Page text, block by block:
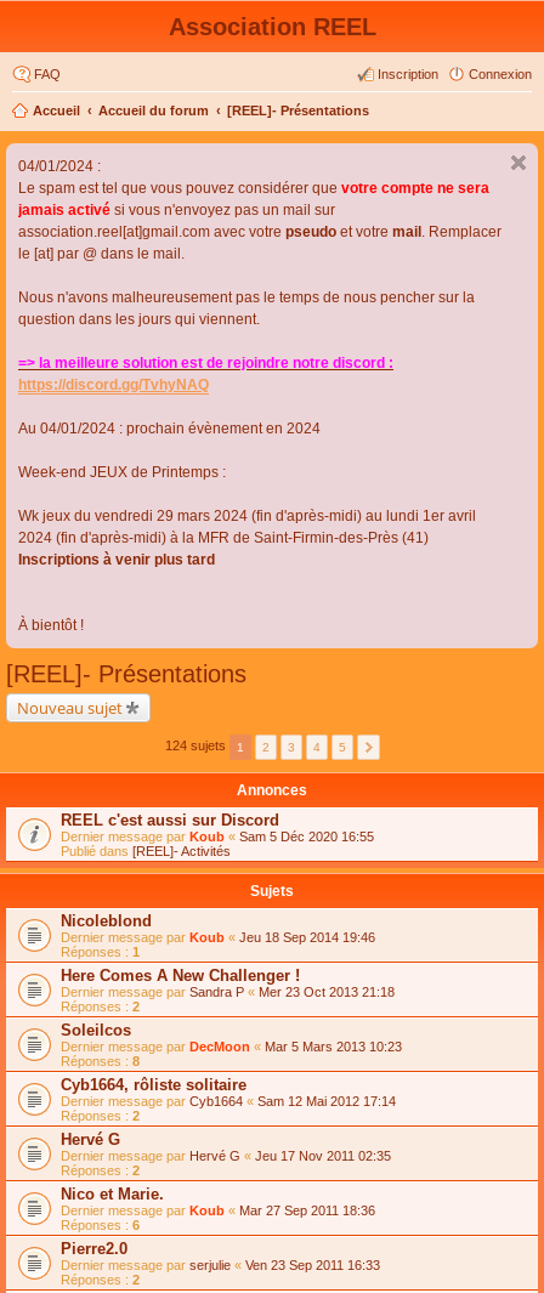
Association REEL
FAQ Connexion
Inscription
Accueil Accueil du forum [REEL]- Présentations
04/01/2024 :
Le spam est tel que vous pouvez considérer que votre compte ne sera
jamais activé si vous n'envoyez pas un mail sur
association.reel[at]gmail.com avec votre pseudo et votre mail . Remplacer
le [at] par @ dans le mail.
Nous n'avons malheureusement pas le temps de nous pencher sur la
question dans les jours qui viennent.
=> la meilleure solution est de rejoindre notre discord :
https://discord.gg/TvhyNAQ
Au 04/01/2024 : prochain évènement en 2024
Week-end JEUX de Printemps :
Wk jeux du vendredi 29 mars 2024 (fin d'après-midi) au lundi 1er avril
2024 (fin d'après-midi) à la MFR de Saint-Firmin-des-Près (41)
Inscriptions à venir plus tard
À bientôt !
[REEL]- Présentations
Nouveau sujet
124 sujets 1 2 3 4 5
Annonces
REEL c'est aussi sur Discord
Dernier message par Koub « Sam 5 Déc 2020 16:55
Publié dans [REEL]- Activités
Sujets
Nicoleblond
Dernier message par Koub « Jeu 18 Sep 2014 19:46
Réponses : 1
Here Comes A New Challenger !
Dernier message par Sandra P « Mer 23 Oct 2013 21:18
Réponses : 2
Soleilcos
Dernier message par DecMoon « Mar 5 Mars 2013 10:23
Réponses : 8
Cyb1664, rôliste solitaire
Dernier message par Cyb1664 « Sam 12 Mai 2012 17:14
Réponses : 2
Hervé G
Dernier message par Hervé G « Jeu 17 Nov 2011 02:35
Réponses : 2
Nico et Marie.
Dernier message par Koub « Mar 27 Sep 2011 18:36
Réponses : 6
Pierre2.0
Dernier message par serjulie « Ven 23 Sep 2011 16:33
Réponses : 2